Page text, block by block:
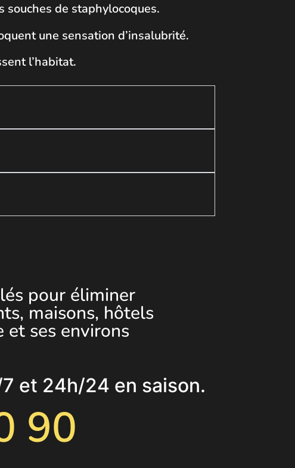
de staphylocoques.
une sensation d’insalubrité.
l’habitat.
pour éliminer
maisons, hôtels
ses environs
et 24h/24 en saison.
90